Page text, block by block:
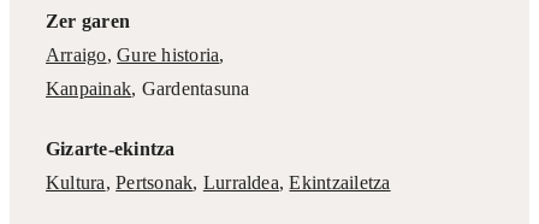
Zer garen
Arraigo,Gure historia,
Kanpainak, Gardentasuna
Gizarte-ekintza
Kultura,Pertsonak, Lurraldea,Ekintzailetza